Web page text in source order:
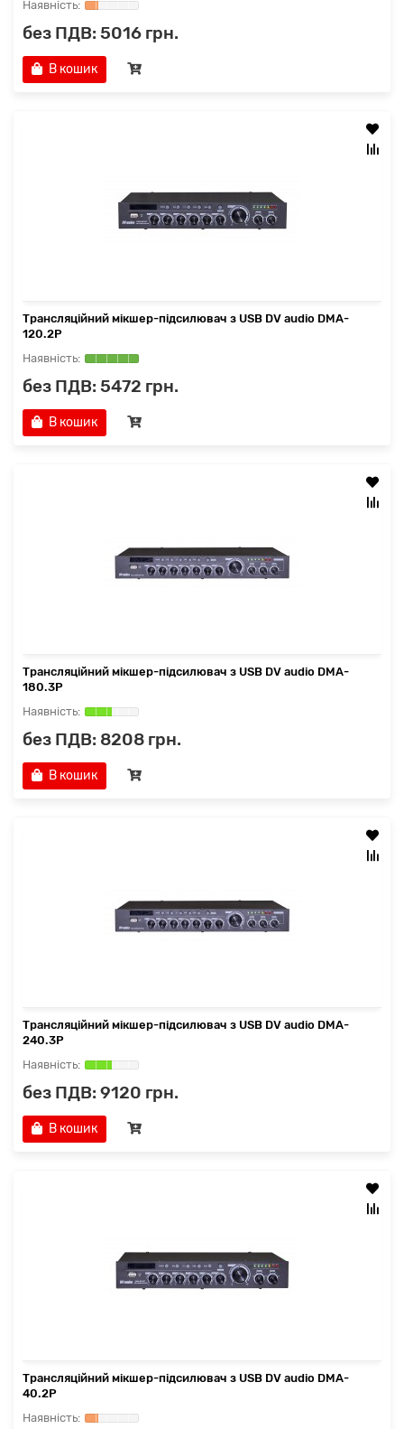
без ПДВ: 5016 грн.
В кошик
Трансляційний мікшер-підсилювач з USB DV audio DMA-
120.2P
без ПДВ: 5472 грн.
В кошик
Трансляційний мікшер-підсилювач з USB DV audio DMA-
180.3P
без ПДВ: 8208 грн.
В кошик
Трансляційний мікшер-підсилювач з USB DV audio DMA-
240.3P
без ПДВ: 9120 грн.
В кошик
Трансляційний мікшер-підсилювач з USB DV audio DMA-
40.2P